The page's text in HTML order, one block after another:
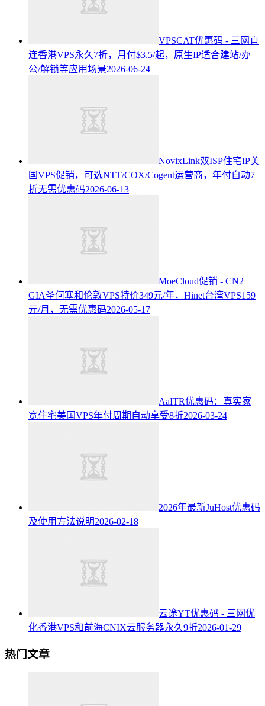
VPSCAT优惠码 - 三网直
连香港VPS永久7折，月付$3.5/起，原生IP适合建站/办
公/解锁等应用场景2026-06-24
NovixLink双ISP住宅IP美
国VPS促销，可选NTT/COX/Cogent运营商，年付自动7
折无需优惠码2026-06-13
MoeCloud促销 - CN2
GIA圣何塞和伦敦VPS特价349元/年，Hinet台湾VPS159
元/月，无需优惠码2026-05-17
AaITR优惠码：真实家
宽住宅美国VPS年付周期自动享受8折2026-03-24
2026年最新JuHost优惠码
及使用方法说明2026-02-18
云途YT优惠码 - 三网优
化香港VPS和前海CNIX云服务器永久9折2026-01-29
热门文章